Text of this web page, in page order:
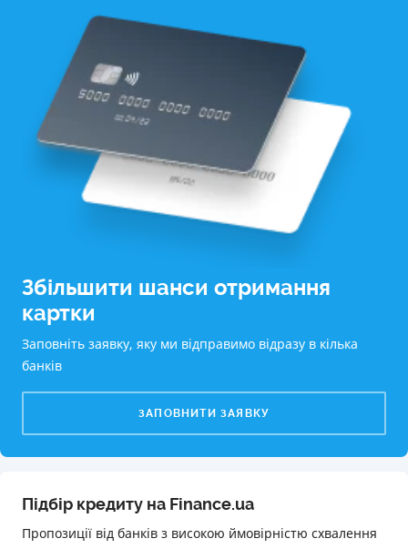
Збільшити шанси отримання
картки
Заповніть заявку, яку ми відправимо відразу в кілька
банків
ЗАПОВНИТИ ЗАЯВКУ
Підбір кредиту на Finance.ua
Пропозиції від банків з високою ймовірністю схвалення️